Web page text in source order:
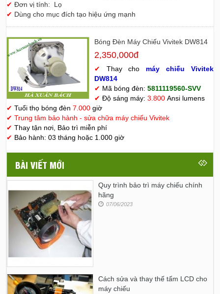
✔ Đơn vị tính: Lọ
✔ Dùng cho mục đích tạo hiệu ứng mạnh
Bóng Đèn Máy Chiếu Vivitek DW814
2,350,000đ
✔ Thay cho máy chiếu Vivitek
DW814
✔ Mã bóng đèn: 5811119560-SVV
✔ Độ sáng máy: 3.800Ansi lumens
✔ Tuổi thọ bóng đèn 7.000 giờ
✔ Trung tâm bảo hành - sửa chữa máy chiếu Vivitek
✔ Thay tận nơi, Bảo trì miễn phí
✔ Bảo hành: 03 tháng hoặc 1.000 giờ
BÀI VIẾT MỚI
Quy trình bảo trì máy chiếu chính
hãng
07/06/2023
Cách sửa và thay thế tấm LCD cho
máy chiếu